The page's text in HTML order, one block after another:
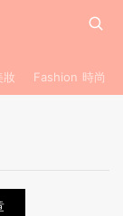
妝 Fashion 時尚